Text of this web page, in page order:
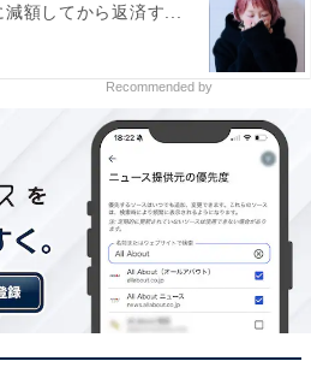
減額してから返済す...
Recommended by